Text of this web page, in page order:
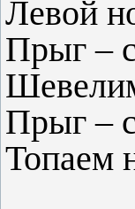
Левой
Прыг –
Прыг –
Топаем